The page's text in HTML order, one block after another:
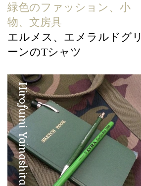
緑色のファッション、小
物、文房具
エルメス、エメラルドグリ
ーンのTシャツ
Hirofumi Yamashita